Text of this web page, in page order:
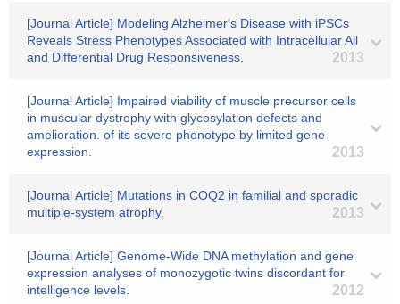
[Journal Article] Modeling Alzheimer's Disease with iPSCs
Reveals Stress Phenotypes Associated with Intracellular All
and Differential Drug Responsiveness.
2013
[Journal Article] Impaired viability of muscle precursor cells
in muscular dystrophy with glycosylation defects and
amelioration. of its severe phenotype by limited gene
expression.
2013
[Journal Article] Mutations in COQ2 in familial and sporadic
multiple-system atrophy.
2013
[Journal Article] Genome-Wide DNA methylation and gene
expression analyses of monozygotic twins discordant for
intelligence levels.
2012